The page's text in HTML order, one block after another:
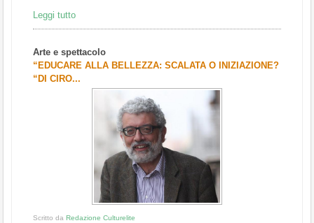
Leggi tutto
Arte e spettacolo
“EDUCARE ALLA BELLEZZA: SCALATA O INIZIAZIONE?
“DI CIRO...
Scritto da Redazione Culturelite